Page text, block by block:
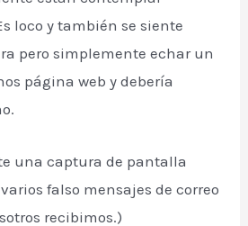
loco y también se siente
pero simplemente echar un
página web y debería
una captura de pantalla
falso mensajes de correo
recibimos.)